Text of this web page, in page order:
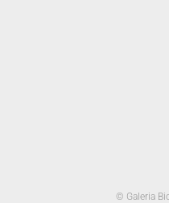
© Galeria